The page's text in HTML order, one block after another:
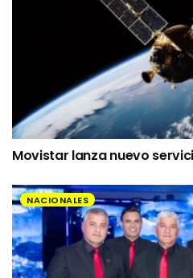
Movistar lanza nuevo
NACIONALES